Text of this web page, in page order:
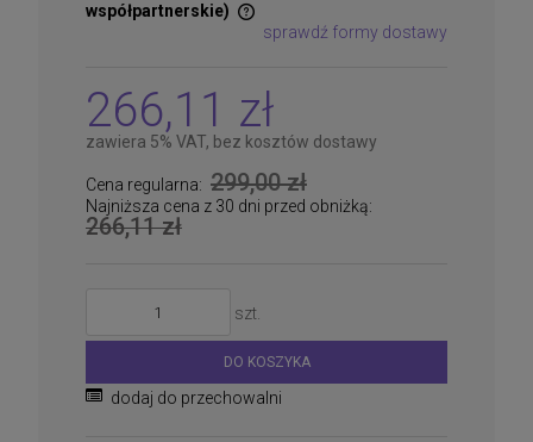
współpartnerskie)
Cena nie zawiera ewentualnych kosztów płatności
sprawdź formy dostawy
266,11 zł
zawiera 5% VAT, bez kosztów dostawy
Cena regularna: 299,00 zł
Najniższa cena z 30 dni przed obniżką:
266,11 zł
szt.
DO KOSZYKA
dodaj do przechowalni